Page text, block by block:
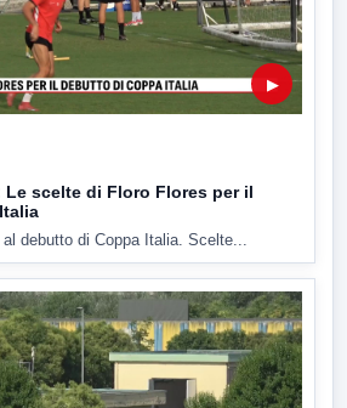
▶
Le scelte di Floro Flores per il
al debutto di Coppa Italia. Scelte...